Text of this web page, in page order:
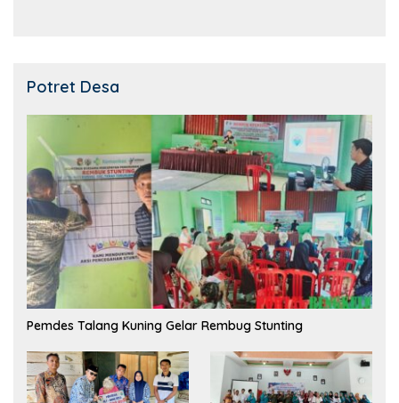
Potret Desa
Pemdes Talang Kuning Gelar Rembug Stunting